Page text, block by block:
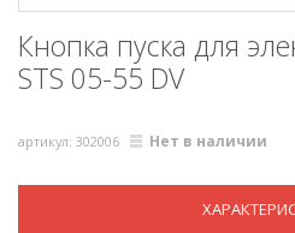
Кнопка пуска для
STS 05-55 DV
артикул: 302006 Нет в наличии